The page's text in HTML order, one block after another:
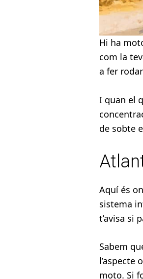
Hi ha
com la
a fer
I quan el
de sobte
Aquí és
sistema
t’avisa si
Sabem
l’aspecte
moto. Si